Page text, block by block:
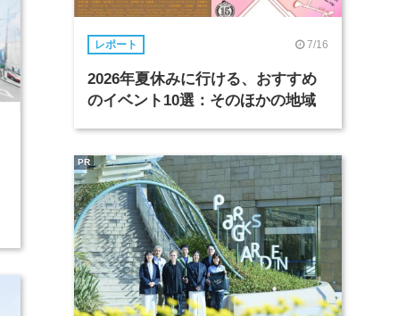
レポート 7/16
2026年夏休みに行ける、おすすめ
のイベント10選：そのほかの地域
PR